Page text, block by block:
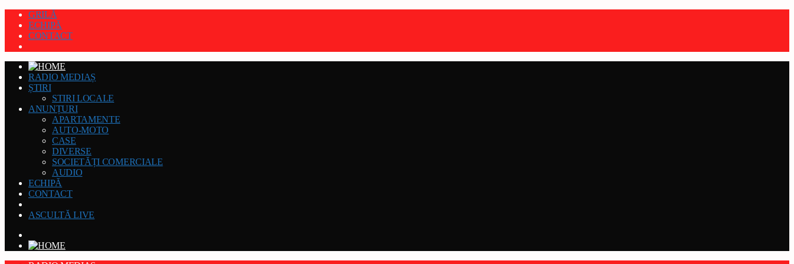
GRILĂ
ECHIPĂ
CONTACT
RADIO MEDIAȘ
ȘTIRI
STIRI LOCALE
ANUNȚURI
APARTAMENTE
AUTO-MOTO
CASE
DIVERSE
SOCIETĂȚI COMERCIALE
AUDIO
ECHIPĂ
CONTACT
ASCULTĂ LIVE